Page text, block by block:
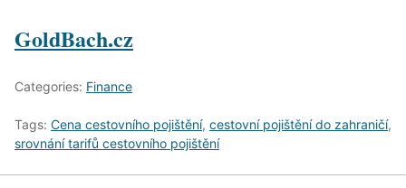
GoldBach.cz
Categories: Finance
Tags: Cena cestovního pojištění, cestovní pojištění do zahraničí,
srovnání tarifů cestovního pojištění